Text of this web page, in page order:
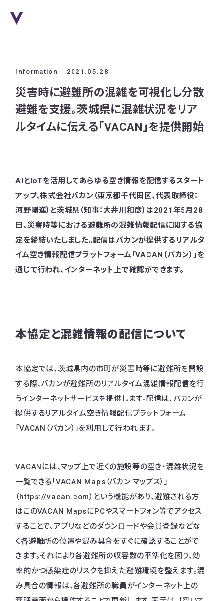
Information 2021.05.28
災害時に避難所の混雑を可視化し分散
避難を支援。茨城県に混雑状況をリア
ルタイムに伝える「VACAN」を提供開始
AIとIoTを活用してあらゆる空き情報を配信するスタート
アップ、株式会社バカン（東京都千代田区、代表取締役：
河野剛進）と茨城県（知事：大井川和彦）は2021年5月28
日、災害時等における避難所の混雑情報配信に関する協
定を締結いたしました。配信はバカンが提供するリアルタ
イム空き情報配信プラットフォーム「VACAN（バカン）」を
通じて行われ、インターネット上で確認ができます。
本協定と混雑情報の配信について
本協定では、茨城県内の市町が災害時等に避難所を開設
する際、バカンが避難所のリアルタイム混雑情報配信を行
うインターネットサービスを提供します。配信は、バカンが
提供するリアルタイム空き情報配信プラットフォーム
「VACAN（バカン）」を利用して行われます。
VACANには、マップ上で近くの施設等の空き・混雑状況を
一覧できる「VACAN Maps（バカン マップス）」
（https://vacan.com）という機能があり、避難される方
はこのVACAN MapsにPCやスマートフォン等でアクセス
することで、アプリなどのダウンロードや会員登録などな
く各避難所の位置や混み具合をすぐに確認することがで
きます。​それにより各避難所の収容数の平準化を図り、効
率的かつ感染症のリスクを抑えた避難環境を整えます。混
み具合の情報は、各避難所の職員がインターネット上の